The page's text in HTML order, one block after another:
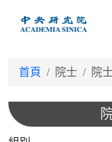
首頁 院士 院